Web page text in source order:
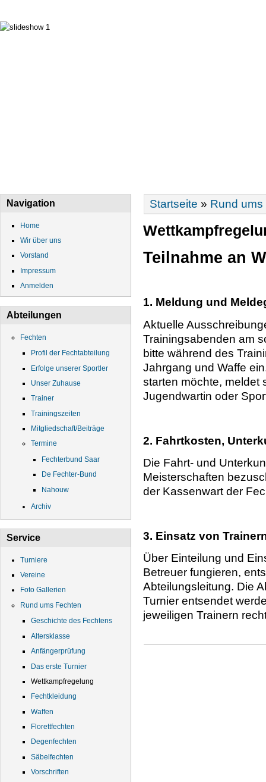
Navigation
Home
Wir über uns
Vorstand
Impressum
Anmelden
Abteilungen
Fechten
Profil der Fechtabteilung
Erfolge unserer Sportler
Unser Zuhause
Trainer
Trainingszeiten
Mitgliedschaft/Beiträge
Termine
Fechterbund Saar
De Fechter-Bund
Nahouw
Archiv
Service
Turniere
Vereine
Foto Gallerien
Rund ums Fechten
Geschichte des Fechtens
Altersklasse
Anfängerprüfung
Das erste Turnier
Wettkampfregelung
Fechtkleidung
Waffen
Florettfechten
Degenfechten
Säbelfechten
Vorschriften
Sie sind hier
Startseite » Rund
Teilnahme an
1. Meldung und
Aktuelle
Trainingsabenden am
bitte während des
Jahrgang und Waffe
starten möchte, meldet
Jugendwartin oder
2. Fahrtkosten,
Die Fahrt- und
Meisterschaften
der Kassenwart der
3. Einsatz von
Über Einteilung und
Betreuer fungieren,
Abteilungsleitung. Die
Turnier entsendet
jeweiligen Trainern